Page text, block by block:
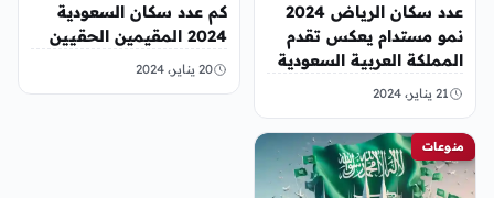
عدد سكان الرياض 2024
نمو مستدام يعكس تقدم
المملكة العربية السعودية
21 يناير، 2024
كم عدد سكان السعودية
2024 المقيمين الحقيين
20 يناير، 2024
منوعات